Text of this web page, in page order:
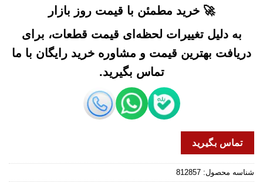
🚀 خرید مطمئن با قیمت روز بازار
به دلیل تغییرات لحظه‌ای قیمت قطعات، برای
دریافت بهترین قیمت و مشاوره خرید رایگان با ما
تماس بگیرید.
تماس بگیرید
شناسه محصول: 812857